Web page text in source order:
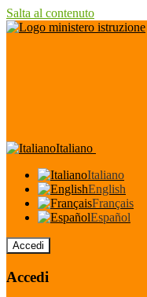
Salta al contenuto
Italiano
Italiano
English
Français
Español
Accedi
Accedi